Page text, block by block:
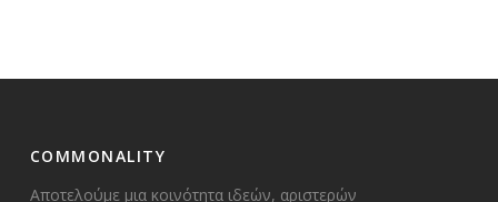
COMMONALITY
Αποτελούμε μια κοινότητα ιδεών, αριστερών